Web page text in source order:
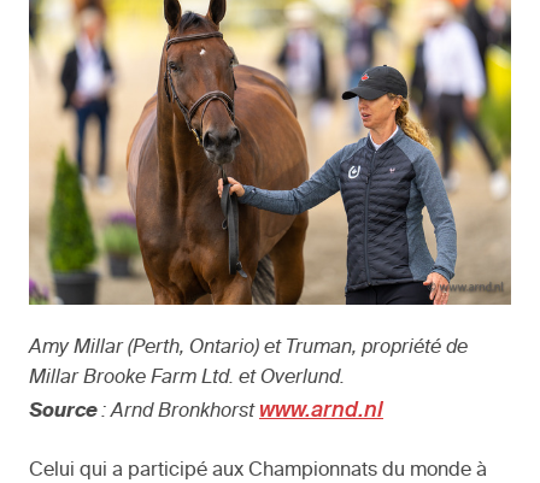
Amy Millar (Perth, Ontario) et Truman, propriété de
Millar Brooke Farm Ltd. et Overlund.
Source: Arnd Bronkhorst www.arnd.nl
Celui qui a participé aux Championnats du monde à